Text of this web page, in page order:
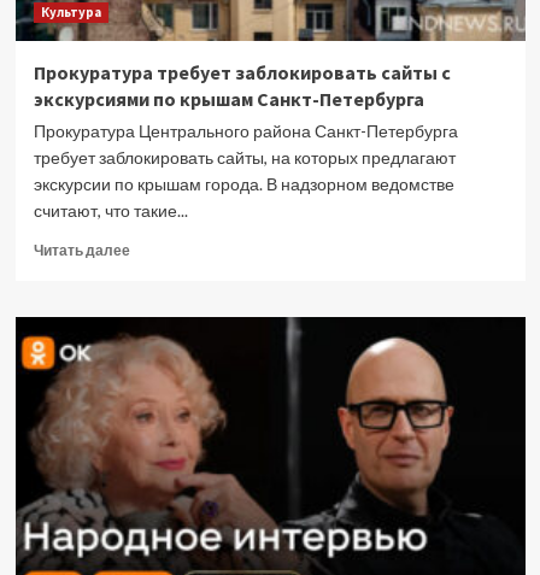
выставка
Культура
Прокуратура требует заблокировать сайты с
экскурсиями по крышам Санкт-Петербурга
Прокуратура Центрального района Санкт-Петербурга
требует заблокировать сайты, на которых предлагают
экскурсии по крышам города. В надзорном ведомстве
считают, что такие...
Читать далееПрочитать
Прокуратура
требует
заблокировать
сайты
с
экскурсиями
крышам
Санкт-
Петербурга